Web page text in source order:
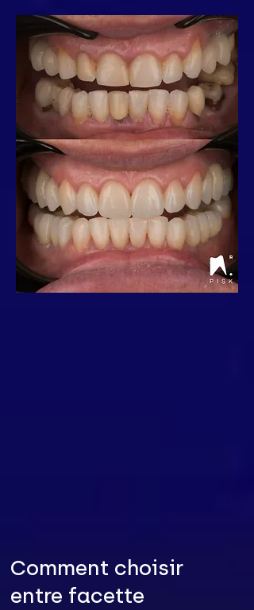
Comment choisir
entre facette